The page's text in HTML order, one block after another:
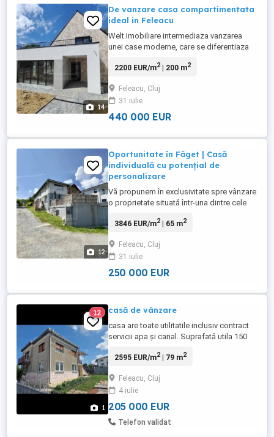
14
De vanzare casa compartimentata
ideal in Feleacu
Welt Imobiliare intermediaza vanzarea
unei case moderne, care se diferentiaza
pe piata prin locatie, materiale premium si
confortul unei familii moderne. Casa este
construita din caramida, dispusa pe doua
niveluri, cu ...
2200 EUR/m2| 200 m2
Feleacu, Cluj
31 iulie
440 000 EUR
12
Oportunitate în Făget | Casă
individuală cu potențial de
personalizare
Vă propunem în exclusivitate spre vânzare
o proprietate situată într-una dintre cele
Făget, în prelungirea străzii Dianei.
între liniștea naturii și accesul rapid către
oraș. Detalii tehnice: Suprafață utilă: 65
mp compartimentați ...
3846 EUR/m2| 65 m2
Feleacu, Cluj
31 iulie
250 000 EUR
1
12 casă de vânzare
casa are toate utilitatile inclusiv contract
servicii apa și canal. Suprafată utila 150
93 mp și e construită in 1979. Curte 323
2595 EUR/m2| 79 m2
Feleacu, Cluj
4 iulie
205 000 EUR
Telefon validat